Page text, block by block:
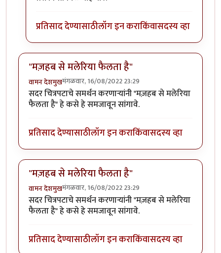
प्रतिसाद देण्यासाठीलॉग इन कराकिंवासदस्य व्हा
"मज़हब से मलेरिया फैलता है"
वामन देशमुखमंगळवार, 16/08/2022 23:29
सदर चित्रपटाचे समर्थन करणाऱ्यांनी "मज़हब से मलेरिया
फैलता है" हे कसे हे समजावून सांगावे.
प्रतिसाद देण्यासाठीलॉग इन कराकिंवासदस्य व्हा
"मज़हब से मलेरिया फैलता है"
वामन देशमुखमंगळवार, 16/08/2022 23:29
सदर चित्रपटाचे समर्थन करणाऱ्यांनी "मज़हब से मलेरिया
फैलता है" हे कसे हे समजावून सांगावे.
प्रतिसाद देण्यासाठीलॉग इन कराकिंवासदस्य व्हा